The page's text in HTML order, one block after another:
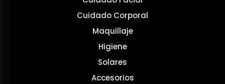
Cuidado Corporal
Maquillaje
Higiene
Solares
Accesorios